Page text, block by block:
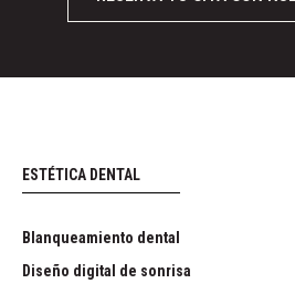
ESTÉTICA DENTAL
Blanqueamiento dental
Diseño digital de sonrisa